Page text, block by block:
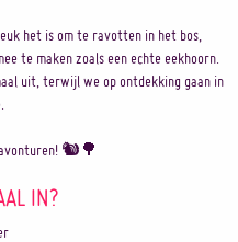
het is om te ravotten in het bos,
te maken zoals een echte eekhoorn.
uit, terwijl we op ontdekking gaan in
🐿️🌳
IN?